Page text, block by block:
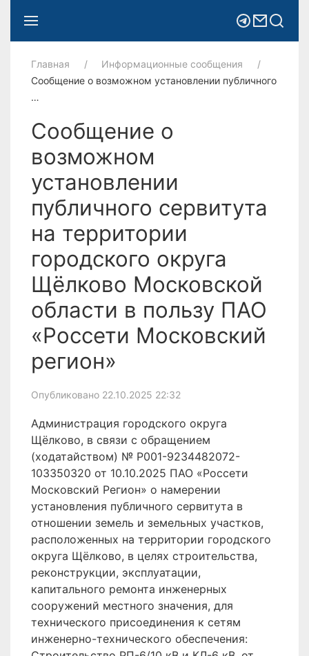
Главная
Информационные сообщения
Сообщение о возможном установлении публичного
…
Сообщение о
возможном
установлении
публичного сервитута
на территории
городского округа
Щёлково Московской
области в пользу ПАО
«Россети Московский
регион»
Опубликовано 22.10.2025 22:32
Администрация городского округа
Щёлково, в связи с обращением
(ходатайством) № P001-9234482072-
103350320 от 10.10.2025 ПАО «Россети
Московский Регион» о намерении
установления публичного сервитута в
отношении земель и земельных участков,
расположенных на территории городского
округа Щёлково, в целях строительства,
реконструкции, эксплуатации,
капитального ремонта инженерных
сооружений местного значения, для
технического присоединения к сетям
инженерно-технического обеспечения: